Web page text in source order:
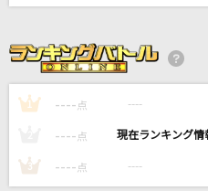
[生音]女
光あれ
岡野昭仁
Orangestar feat.IA
1 ---- 点 ----
---- 点 ----
3 ---- 点 ----